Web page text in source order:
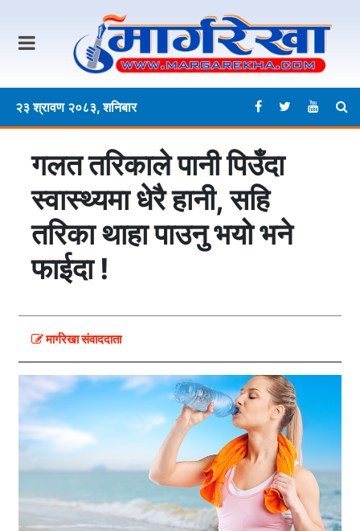
२३ श्रावण २०८३, शनिबार
गलत तरिकाले पानी पिउँदा
स्वास्थ्यमा धेरै हानी, सहि
तरिका थाहा पाउनु भयो भने
फाईदा !
मार्गरेखा संवाददाता